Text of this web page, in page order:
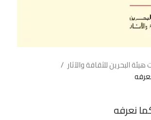
هيئة البحرين للثقافة والآثار
نعرفه